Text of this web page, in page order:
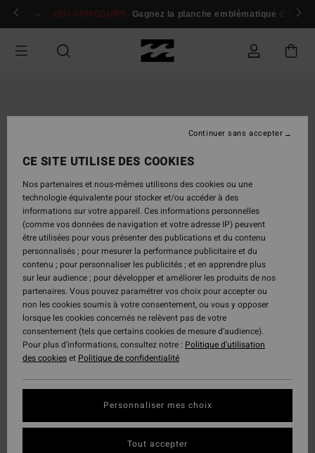
Passer
Se connecter / s'inscrire
JEU CONCOURS Gagnez la planche emblématique d'Andy
CE SITE UTILISE DES COOKIES
Nos partenaires et nous-mêmes utilisons des cookies ou une
technologie équivalente pour stocker et/ou accéder à des
informations sur votre appareil. Ces informations personnelles
(comme vos données de navigation et votre adresse IP) peuvent
être utilisées pour vous présenter des publications et du contenu
personnalisés ; pour mesurer la performance publicitaire et du
contenu ; pour personnaliser les publicités ; et en apprendre plus
sur leur audience ; pour développer et améliorer les produits de nos
partenaires. Vous pouvez paramétrer vos choix pour accepter ou
non les cookies soumis à votre consentement, ou vous y opposer
lorsque les cookies concernés ne relèvent pas de votre
consentement (tels que certains cookies de mesure d’audience).
Pour plus d'informations, consultez notre : Politique d'utilisation
des cookieset Politique de confidentialité
Personnaliser mes choix
Continuer sans accepter
Tout accepter